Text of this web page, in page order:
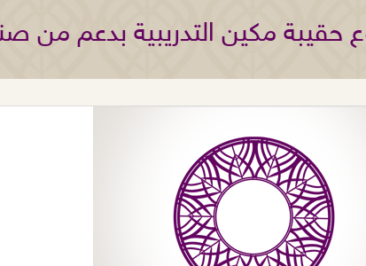
حقيبة مكين التدريبية بدعم من